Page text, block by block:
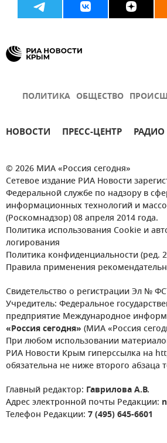
ПОЛИТИКА ОБЩЕСТВО
НОВОСТИ ПРЕСС-ЦЕНТР РАДИО
© 2026 МИА «Россия сегодня»
Сетевое издание РИА Новости
Федеральной службе по надзору в
информационных технологий и
(Роскомнадзор) 08 апреля 2014 года.
Политика использования Cookie и
логирования
Политика конфиденциальности (ред.
Правила применения
Свидетельство о регистрации Эл №
Учредитель: Федеральное
предприятие Международное
«Россия сегодня» (МИА «Россия
При любом использовании
РИА Новости Крым гиперссылка на
обязательна не ниже второго абзаца
Главный редактор: Гаврилова А.В.
Адрес электронной почты Редакции:
Телефон Редакции: 7 (495) 645-6601